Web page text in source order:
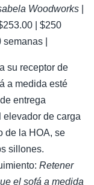
Woodworks
| $250
semanas |
su receptor de
a medida esté
entrega
elevador de carga
de la HOA, se
sillones.
Retener
el sofá a medida